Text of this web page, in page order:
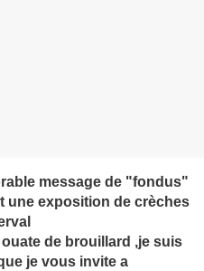
message de "fondus"
une exposition de crèches
de brouillard ,je suis
je vous invite a